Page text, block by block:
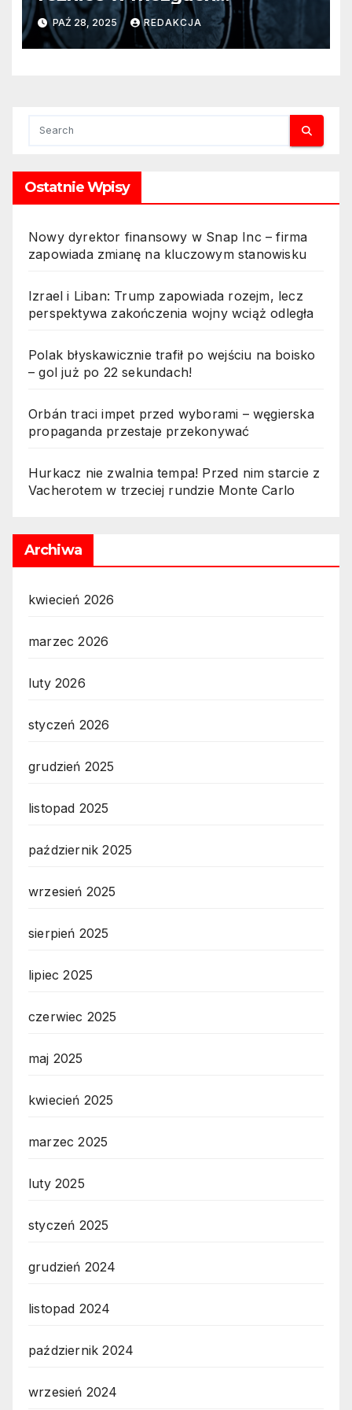
AI i stymulacją elektryczną
psychopatów – nowe
ustalenia naukowców
PAŹ 28, 2025 REDAKCJA
Ostatnie Wpisy
Nowy dyrektor finansowy w Snap Inc – firma
zapowiada zmianę na kluczowym stanowisku
Izrael i Liban: Trump zapowiada rozejm, lecz
perspektywa zakończenia wojny wciąż odległa
Polak błyskawicznie trafił po wejściu na boisko
– gol już po 22 sekundach!
Orbán traci impet przed wyborami – węgierska
propaganda przestaje przekonywać
Hurkacz nie zwalnia tempa! Przed nim starcie z
Vacherotem w trzeciej rundzie Monte Carlo
Archiwa
kwiecień 2026
marzec 2026
luty 2026
styczeń 2026
grudzień 2025
listopad 2025
październik 2025
wrzesień 2025
sierpień 2025
lipiec 2025
czerwiec 2025
maj 2025
kwiecień 2025
marzec 2025
luty 2025
styczeń 2025
grudzień 2024
listopad 2024
październik 2024
wrzesień 2024